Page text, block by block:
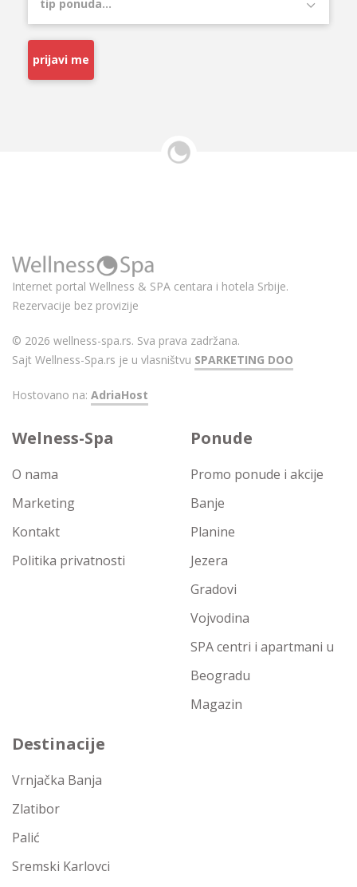
prijavi me
Internet portal Wellness & SPA centara i hotela Srbije.
Rezervacije bez provizije
© 2026 wellness-spa.rs. Sva prava zadržana.
Sajt Wellness-Spa.rs je u vlasništvu SPARKETING DOO
Hostovano na: AdriaHost
Welness-Spa
O nama
Marketing
Kontakt
Politika privatnosti
Ponude
Promo ponude i akcije
Banje
Planine
Jezera
Gradovi
Vojvodina
SPA centri i apartmani u
Beogradu
Magazin
Destinacije
Vrnjačka Banja
Zlatibor
Palić
Sremski Karlovci